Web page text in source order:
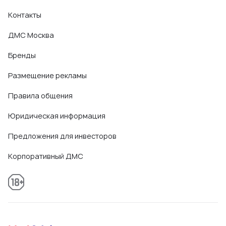
Контакты
ДМС Москва
Бренды
Размещение рекламы
Правила общения
Юридическая информация
Предложения для инвесторов
Корпоративный ДМС